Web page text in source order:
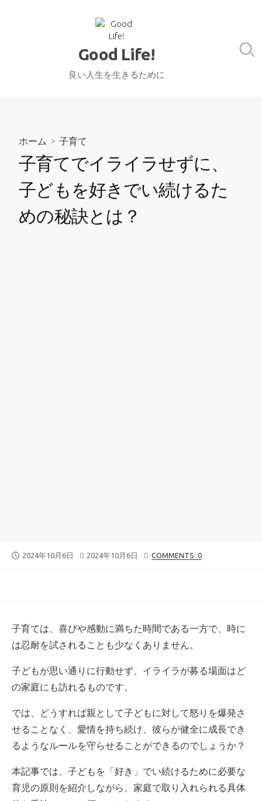
ス
Good Life!
良い人生を生きるために
検
ホーム >子育て
子育てでイライラせずに、
子どもを好きでい続けるた
めの秘訣とは？
公
2024年10月6日
最
2024年10月6日 COMMENTS: 0
子育ては、喜びや感動に満ちた時間である一方で、時に
は忍耐を試されることも少なくありません。
子どもが思い通りに行動せず、イライラが募る場面はど
の家庭にも訪れるものです。
では、どうすれば親として子どもに対して怒りを爆発さ
せることなく、愛情を持ち続け、彼らが健全に成長でき
るようなルールを守らせることができるのでしょうか？
本記事では、子どもを「好き」でい続けるために必要な
育児の原則を紹介しながら、家庭で取り入れられる具体